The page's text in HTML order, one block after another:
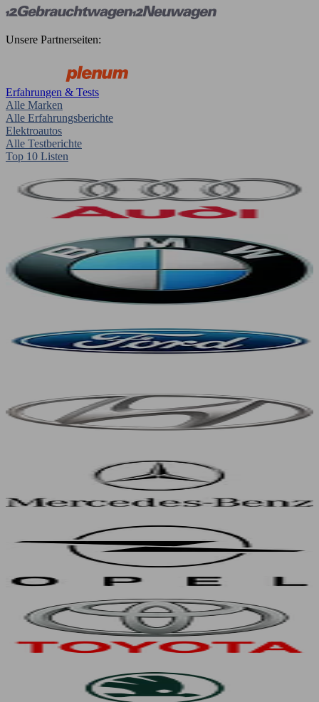
Unsere Partnerseiten:
Erfahrungen & Tests
Alle Marken
Alle Erfahrungsberichte
Elektroautos
Alle Testberichte
Top 10 Listen